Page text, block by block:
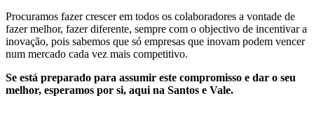
Procuramos fazer crescer em todos os colaboradores a vontade de
fazer melhor, fazer diferente, sempre com o objectivo de incentivar a
inovação, pois sabemos que só empresas que inovam podem vencer
num mercado cada vez mais competitivo.
Se está preparado para assumir este compromisso e dar o seu
melhor, esperamos por si, aqui na Santos e Vale.